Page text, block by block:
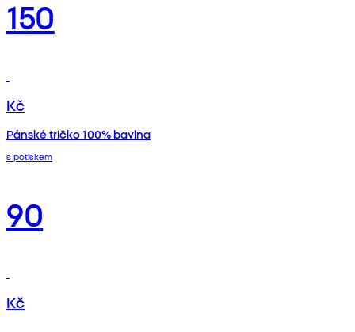
150
Kč
Pánské tričko 100% bavlna
s potiskem
90
Kč